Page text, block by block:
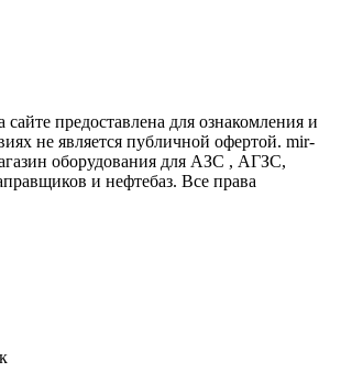
предоставлена для ознакомления и
не является публичной офертой. mir-
оборудования для АЗС , АГЗС,
и нефтебаз. Все права